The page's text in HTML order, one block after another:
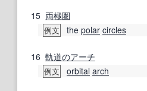
15 両極圏
例文 the polar circles
16 軌道のアーチ
例文 orbital arch